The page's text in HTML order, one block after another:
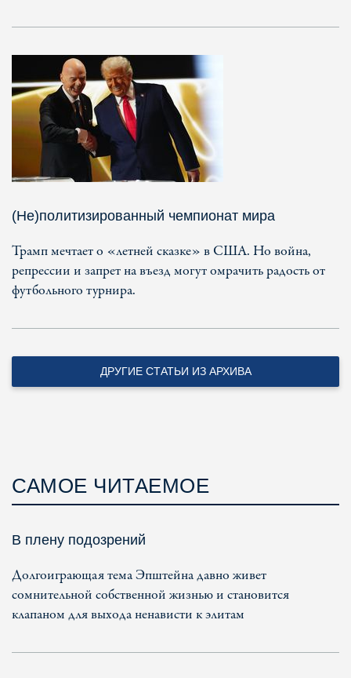
(Не)политизированный чемпионат мира
Трамп мечтает о «летней сказке» в США. Но война,
репрессии и запрет на въезд могут омрачить радость от
футбольного турнира.
ДРУГИЕ СТАТЬИ ИЗ АРХИВА
САМОЕ ЧИТАЕМОЕ
В плену подозрений
Долгоиграющая тема Эпштейна давно живет
сомнительной собственной жизнью и становится
клапаном для выхода ненависти к элитам